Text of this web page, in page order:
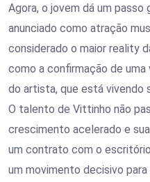
Agora, o jovem dá um
anunciado como atração
considerado o maior reality
como a confirmação de uma
do artista, que está vivendo
O talento de Vittinho não
crescimento acelerado e
um contrato com o
um movimento decisivo